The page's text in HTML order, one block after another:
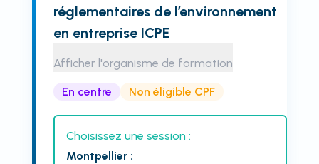
réglementaires de l’environnement
en entreprise ICPE
Afficher l'organisme de formation
En centre Non éligible CPF
Choisissez une session :
Montpellier: